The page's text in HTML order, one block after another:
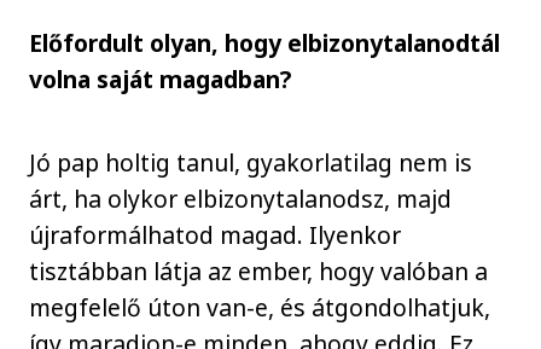
Előfordult olyan, hogy elbizonytalanodtál
volna saját magadban?
Jó pap holtig tanul, gyakorlatilag nem is
árt, ha olykor elbizonytalanodsz, majd
újraformálhatod magad. Ilyenkor
tisztábban látja az ember, hogy valóban a
megfelelő úton van-e, és átgondolhatjuk,